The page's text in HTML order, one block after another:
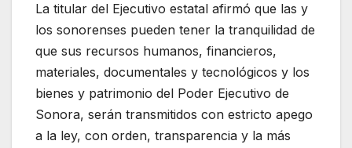
La titular del Ejecutivo estatal afirmó que las y
los sonorenses pueden tener la tranquilidad de
que sus recursos humanos, financieros,
materiales, documentales y tecnológicos y los
bienes y patrimonio del Poder Ejecutivo de
Sonora, serán transmitidos con estricto apego
a la ley, con orden, transparencia y la más